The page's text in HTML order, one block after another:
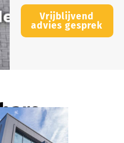
Vrijblijvend
advies gesprek